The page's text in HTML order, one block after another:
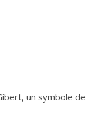
un symbole de